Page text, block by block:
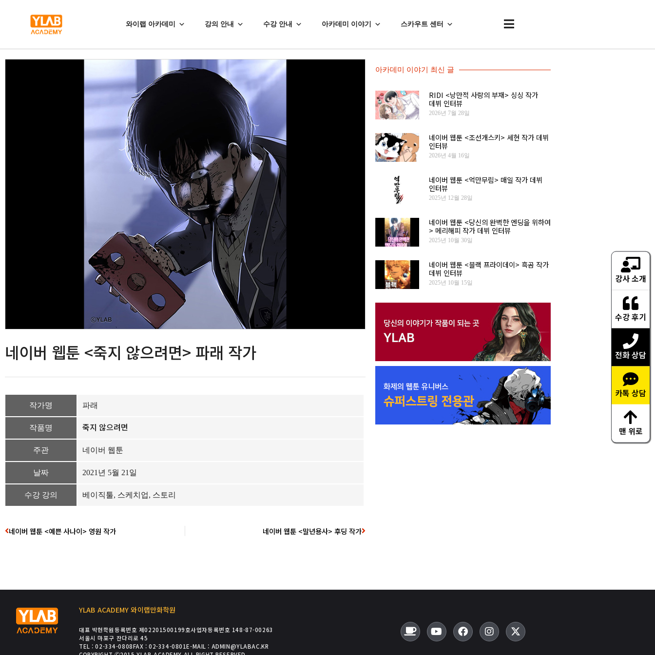
와이랩 아카데미 강의 안내 수강 안내 아카데미 이야기 스카우트 센터
네이버 웹툰 <죽지 않으려면> 파래 작가
작가명 파래
작품명 죽지 않으려면
주관 네이버 웹툰
날짜 2021년 5월 21일
수강 강의 베이직툴, 스케치업, 스토리
네이버 웹툰 <예쁜 사나이> 영원 작가 네이버 웹툰 <말년용사> 후딩 작가
아카데미 이야기 최신 글
RIDI <낭만적 사랑의 부재> 싱싱 작가
데뷔 인터뷰
2026년 7월 28일
네이버 웹툰 <조선개스키> 세현 작가 데뷔
인터뷰
2026년 4월 16일
네이버 웹툰 <억만무림> 매일 작가 데뷔
인터뷰
2025년 12월 28일
네이버 웹툰 <당신의 완벽한 엔딩을 위하여
> 메리해피 작가 데뷔 인터뷰
2025년 10월 30일
네이버 웹툰 <블랙 프라이데이> 흑곰 작가
데뷔 인터뷰
2025년 10월 15일
YLAB ACADEMY 와이랩만화학원
대표 박현학원등록번호 제02201500199호사업자등록번호 148-87-00263
서울시 마포구 잔다리로 45
TEL : 02-334-0808FAX : 02-334-0801E-MAIL : ADMIN@YLABAC.KR
강사 소개
수강 후기
전화 상담
카톡 상담
맨 위로